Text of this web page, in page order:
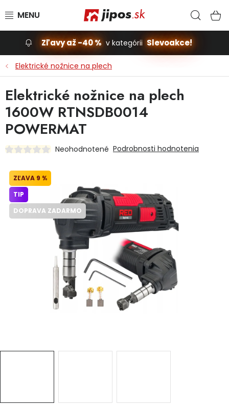
Slevoakce
Stavba, dom
Dielňa
Príslušenstvo pre automobily
Vybavenie a hračky pre deti
Domácnosť
Ochranné pracovné pomôcky
Fotovoltaika
Zľavy až -40 % v kategórii Slevoakce!
Elektrické nožnice na plech
Elektrické nožnice na plech
1600W RTNSDB0014
POWERMAT
Neohodnotené Podrobnosti hodnotenia
9 %
TIP
DOPRAVA ZADARMO